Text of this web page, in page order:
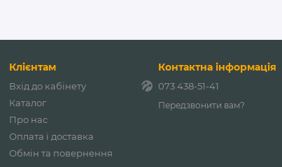
Клієнтам
Вхід до кабінету
Каталог
Про нас
Оплата і доставка
Обмін та повернення
Контактна інформація
073 438-51-41
Передзвонити вам?